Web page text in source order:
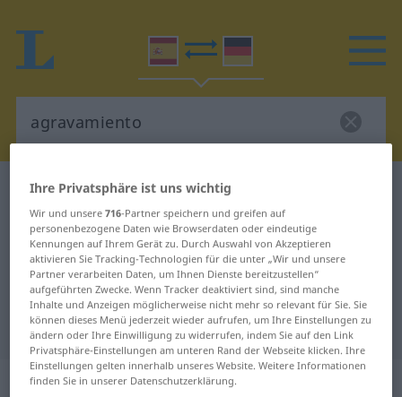
Spanisch-Deutsch Wörterbuch
Spanisch-Deutsch Übersetzung für
"agravamiento"
"agravamiento" Deutsch
Übersetzung
„agravamiento“: masculino
Ihre Privatsphäre ist uns wichtig
Wir und unsere716-Partner speichern und greifen auf
personenbezogene Daten wie Browserdaten oder eindeutige
Kennungen auf Ihrem Gerät zu. Durch Auswahl von Akzeptieren
aktivieren Sie Tracking-Technologien für die unter „Wir und unsere
Partner verarbeiten Daten, um Ihnen Dienste bereitzustellen“
aufgeführten Zwecke. Wenn Tracker deaktiviert sind, sind manche
Inhalte und Anzeigen möglicherweise nicht mehr so relevant für Sie. Sie
können dieses Menü jederzeit wieder aufrufen, um Ihre Einstellungen zu
ändern oder Ihre Einwilligung zu widerrufen, indem Sie auf den Link
Privatsphäre-Einstellungen am unteren Rand der Webseite klicken. Ihre
Einstellungen gelten innerhalb unseres Website. Weitere Informationen
finden Sie in unserer Datenschutzerklärung.